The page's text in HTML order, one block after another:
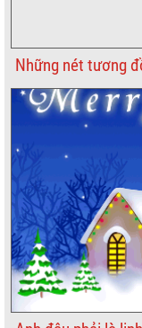
Những nét tương